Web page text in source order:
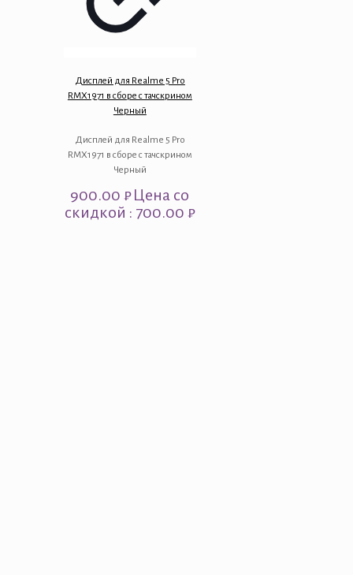
Дисплей для Realme 5 Pro
RMX1971 в сборе с тачскрином
Черный
Дисплей для Realme 5 Pro
RMX1971 в сборе с тачскрином
Черный
900.00₽Цена со
скидкой : 700.00 ₽